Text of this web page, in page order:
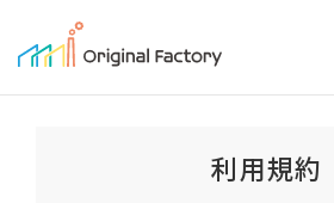
利用規約